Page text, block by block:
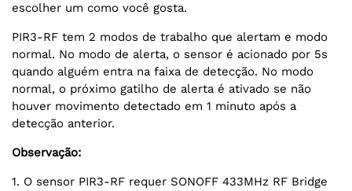
escolher um como você gosta.
PIR3-RF tem 2 modos de trabalho que alertam e modo
normal. No modo de alerta, o sensor é acionado por 5s
quando alguém entra na faixa de detecção. No modo
normal, o próximo gatilho de alerta é ativado se não
houver movimento detectado em 1 minuto após a
detecção anterior.
Observação:
1. O sensor PIR3-RF requer SONOFF 433MHz RF Bridge